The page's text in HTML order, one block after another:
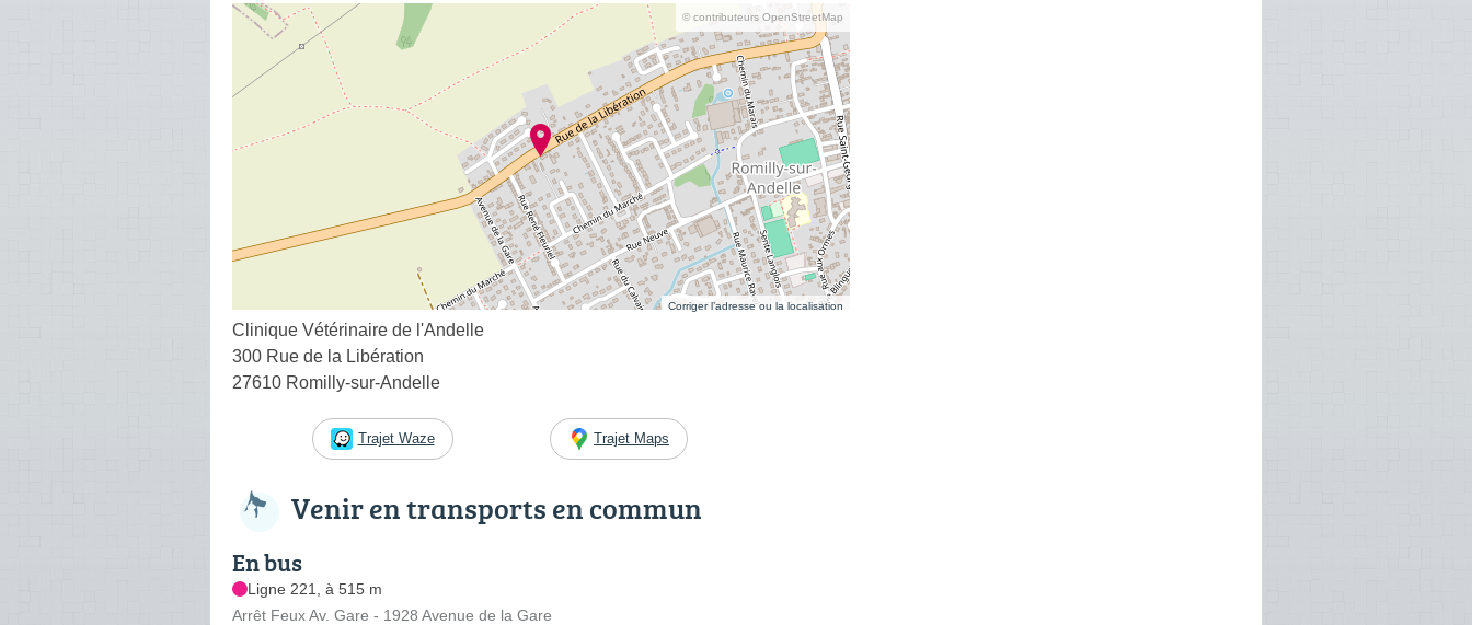
© contributeurs OpenStreetMap
Corriger l’adresse ou la localisation
Clinique Vétérinaire de l'Andelle
300 Rue de la Libération
27610 Romilly-sur-Andelle
Trajet Waze Trajet Maps
Venir en transports en commun
En bus
Ligne 221, à 515 m
Arrêt Feux Av. Gare - 1928 Avenue de la Gare